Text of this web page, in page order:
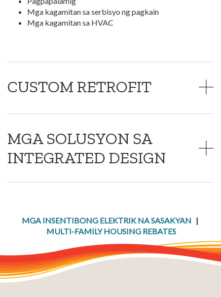
Mga kagamitan sa serbisyo ng pagkain
Mga kagamitan sa HVAC
CUSTOM RETROFIT
MGA SOLUSYON SA
INTEGRATED DESIGN
MGA INSENTIBONG ELEKTRIK NA SASAKYAN |
MULTI-FAMILY HOUSING REBATES